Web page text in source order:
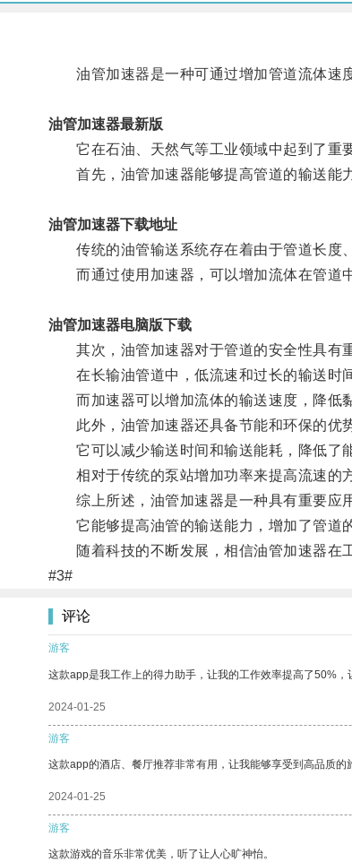
油管加速器是一种可通过增加管道流体速度
油管加速器最新版
它在石油、天然气等工业领域中起到了重要
首先，油管加速器能够提高管道的输送能力
油管加速器下载地址
传统的油管输送系统存在着由于管道长度、
而通过使用加速器，可以增加流体在管道中
油管加速器电脑版下载
其次，油管加速器对于管道的安全性具有重
在长输油管道中，低流速和过长的输送时间
而加速器可以增加流体的输送速度，降低黏
此外，油管加速器还具备节能和环保的优势
它可以减少输送时间和输送能耗，降低了能
相对于传统的泵站增加功率来提高流速的方
综上所述，油管加速器是一种具有重要应用
它能够提高油管的输送能力，增加了管道的
随着科技的不断发展，相信油管加速器在工
#3#
评论
游客
这款app是我工作上的得力助手，让我的工作效率提高了50%，
2024-01-25
游客
这款app的酒店、餐厅推荐非常有用，让我能够享受到高品质的
2024-01-25
游客
这款游戏的音乐非常优美，听了让人心旷神怡。